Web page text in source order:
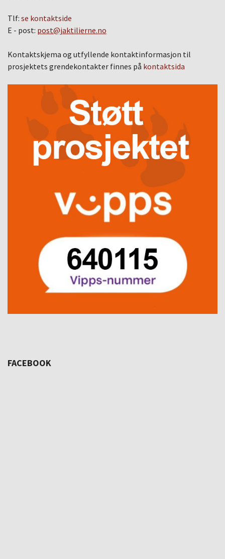
Tlf: se kontaktside
E - post: post@jaktilierne.no
Kontaktskjema og utfyllende kontaktinformasjon til
prosjektets grendekontakter finnes på kontaktsida
FACEBOOK